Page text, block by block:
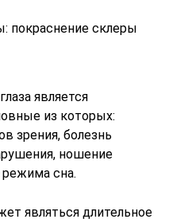
склеры
является
из которых:
зрения, болезнь
ношение
сна.
являться длительное